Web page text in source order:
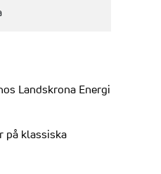
Landskrona Energi
på klassiska